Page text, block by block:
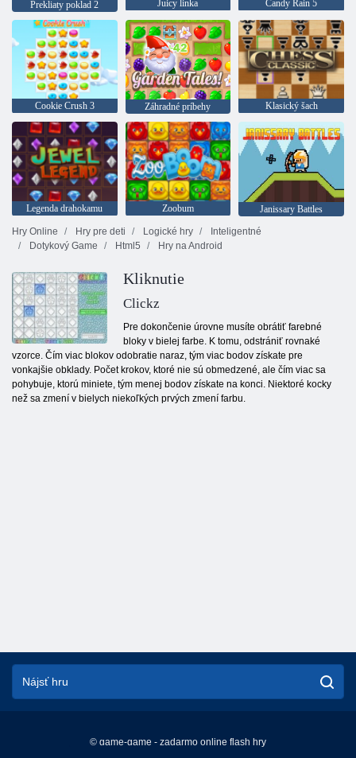
Prekliaty poklad 2 Juicy linka Candy Rain 5
Cookie Crush 3 Záhradné príbehy Klasický šach
Legenda drahokamu Zoobum
Janissary Battles
Hry Online
Hry pre deti Logické hry
Inteligentné
Dotykový Game
Html5 Hry na Android
Kliknutie
Clickz
Pre dokončenie úrovne musíte obrátiť farebné
bloky v bielej farbe. K tomu, odstrániť rovnaké
vzorce. Čím viac blokov odobratie naraz, tým viac bodov získate pre
vonkajšie obklady. Počet krokov, ktoré nie sú obmedzené, ale čím viac sa
pohybuje, ktorú miniete, tým menej bodov získate na konci. Niektoré kocky
než sa zmení v bielych niekoľkých prvých zmení farbu.
© game-game - zadarmo online flash hry